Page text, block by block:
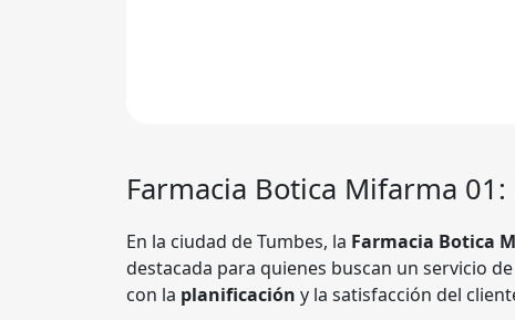
Farmacia Botica Mifarma 01 :
En la ciudad de Tumbes, la Farmacia Botica
destacada para quienes buscan un servicio
con la planificación y la satisfacción del